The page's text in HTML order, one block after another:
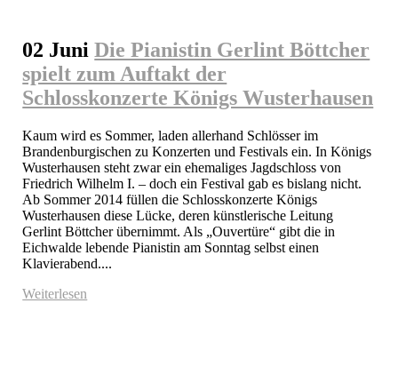
02 Juni Die Pianistin Gerlint Böttcher
spielt zum Auftakt der
Schlosskonzerte Königs Wusterhausen
Kaum wird es Sommer, laden allerhand Schlösser im
Brandenburgischen zu Konzerten und Festivals ein. In Königs
Wusterhausen steht zwar ein ehemaliges Jagdschloss von
Friedrich Wilhelm I. – doch ein Festival gab es bislang nicht.
Ab Sommer 2014 füllen die Schlosskonzerte Königs
Wusterhausen diese Lücke, deren künstlerische Leitung
Gerlint Böttcher übernimmt. Als „Ouvertüre“ gibt die in
Eichwalde lebende Pianistin am Sonntag selbst einen
Klavierabend....
Weiterlesen